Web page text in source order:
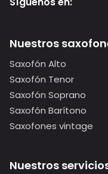
Nuestros
Saxofón Alto
Saxofón Tenor
Saxofón Soprano
Saxofón Barítono
Saxofones vintage
Nuestros